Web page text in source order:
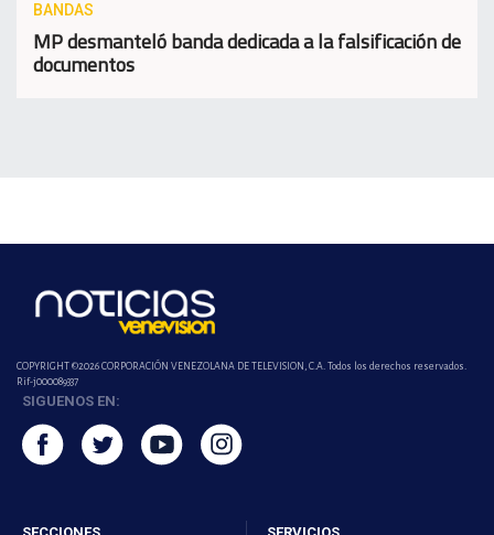
BANDAS
MP desmanteló banda dedicada a la falsificación de
documentos
COPYRIGHT ©2026 CORPORACIÓN VENEZOLANA DE TELEVISION, C.A. Todos los derechos reservados.
Rif-j000089337
SIGUENOS EN: